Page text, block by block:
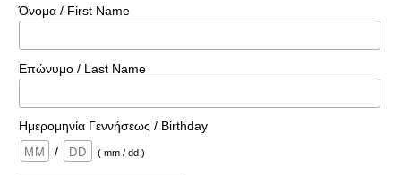
Όνομα / First Name
Επώνυμο / Last Name
Ημερομηνία Γεννήσεως / Birthday
/
( mm / dd )